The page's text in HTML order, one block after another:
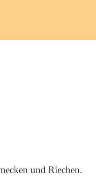
und Riechen.